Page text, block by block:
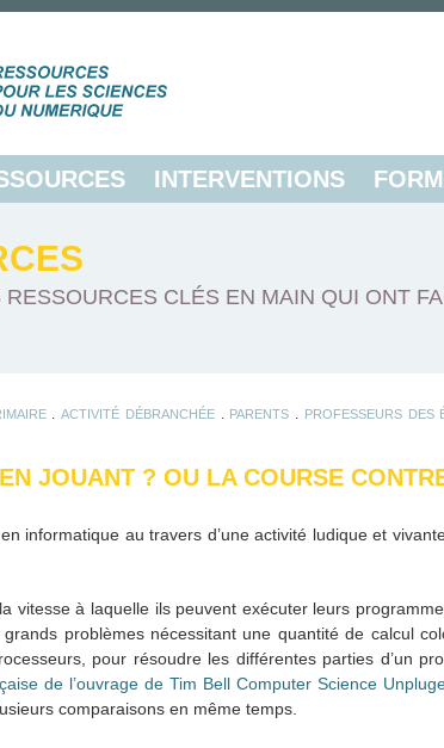
INTERVENTIONS
CLÉS EN MAIN QUI ONT
. ACTIVITÉ DÉBRANCHÉE. PARENTS PROFESSEURS DES
JOUANT ? OU LA COURSE
informatique au travers d’une activité ludique et
vitesse à laquelle ils peuvent exécuter leurs
problèmes nécessitant une quantité de calcul
pour résoudre les différentes parties d’un
de l’ouvrage de Tim Bell Computer Science
comparaisons en même temps.